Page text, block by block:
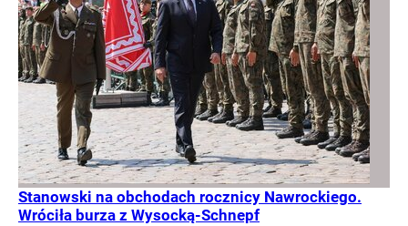
Stanowski na obchodach rocznicy Nawrockiego.
Wróciła burza z Wysocką-Schnepf